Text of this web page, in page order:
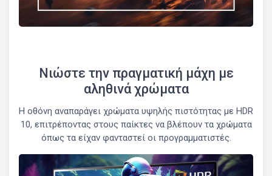
Νιώστε την πραγματική μάχη με
αληθινά χρώματα
Η οθόνη αναπαράγει χρώματα υψηλής πιστότητας με HDR
10, επιτρέποντας στους παίκτες να βλέπουν τα χρώματα
όπως τα είχαν φανταστεί οι προγραμματιστές.